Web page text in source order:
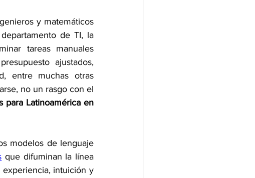
y matemáticos
de TI, la
tareas manuales
ajustados,
entre muchas otras
no un rasgo con el
para Latinoamérica en
modelos de lenguaje
que difuminan la línea
intuición y